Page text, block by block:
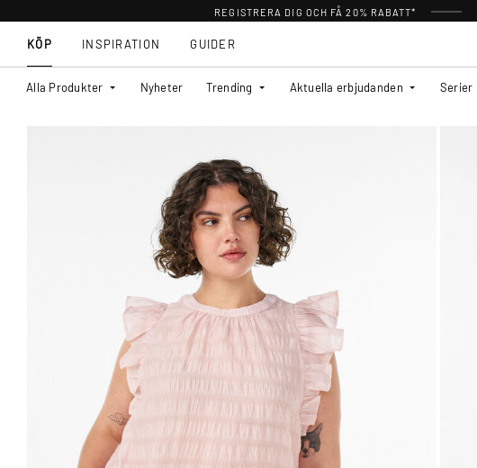
REGISTRERA DIG OCH FÅ 20% RABATT*
KÖP
Alla Produkter Nyheter Trending Aktuella erbjudanden Serier
INSPIRATION GUIDER